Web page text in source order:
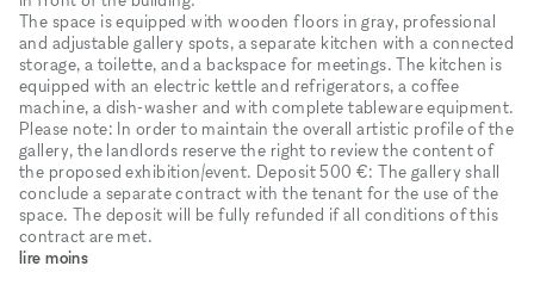
The space is equipped with wooden floors in gray, professional
and adjustable gallery spots, a separate kitchen with a connected
storage, a toilette, and a backspace for meetings. The kitchen is
equipped with an electric kettle and refrigerators, a coffee
machine, a dish-washer and with complete tableware equipment.
Please note: In order to maintain the overall artistic profile of the
gallery​,​ the landlords reserve the right to review the content of
the proposed exhibition​/​event. Deposit 500 €: The gallery shall
conclude a separate contract with the tenant for the use of the
space. The deposit will be fully refunded if all conditions of this
contract are met.
lire moins